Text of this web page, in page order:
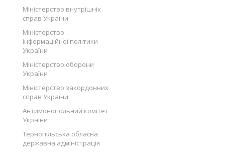
Міністерство внутрішніх
справ України
Міністерство
інформаційної політики
України
Міністерство оборони
України
Міністерство закордонних
справ України
Антимонопольний комітет
України
Тернопільська обласна
державна адміністрація